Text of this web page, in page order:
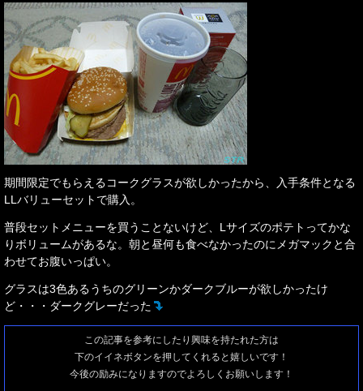
期間限定でもらえるコークグラスが欲しかったから、入手条件となる
LLバリューセットで購入。
普段セットメニューを買うことないけど、Lサイズのポテトってかな
りボリュームがあるな。朝と昼何も食べなかったのにメガマックと合
わせてお腹いっぱい。
グラスは3色あるうちのグリーンかダークブルーが欲しかったけ
ど・・・ダークグレーだった
この記事を参考にしたり興味を持たれた方は
下のイイネボタンを押してくれると嬉しいです！
今後の励みになりますのでよろしくお願いします！